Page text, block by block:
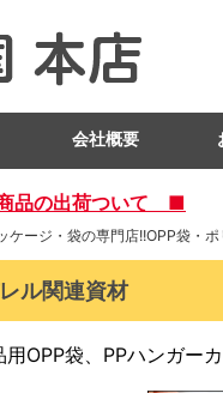
会社概要
品の出荷ついて ■
ケージ・袋の専門店!!OPP袋・
ル関連資材
用OPP袋、PPハンガー